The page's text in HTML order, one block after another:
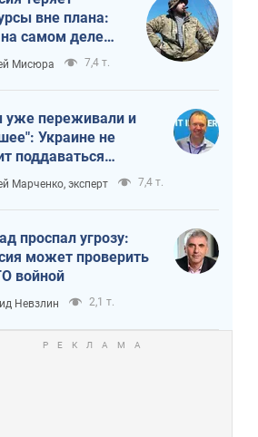
вне плана:
на самом деле
темп войны
Мисюра 7,4 т.
переживали и
Украине не
поддаваться
из-за
террора
Марченко, эксперт 7,4 т.
проспал угрозу:
может проверить
войной
Невзлин 2,1 т.